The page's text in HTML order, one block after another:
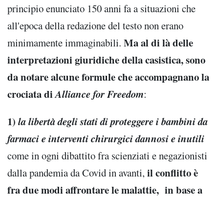
principio enunciato 150 anni fa a situazioni che
all'epoca della redazione del testo non erano
minimamente immaginabili. Ma al di là delle
interpretazioni giuridiche della casistica, sono
da notare alcune formule che accompagnano la
crociata diAlliance for Freedom:
1) la libertà degli stati di proteggere i bambini da
farmaci e interventi chirurgici dannosi e inutili
come in ogni dibattito fra scienziati e negazionisti
dalla pandemia da Covid in avanti, il conflitto è
fra due modi affrontare le malattie, in base a